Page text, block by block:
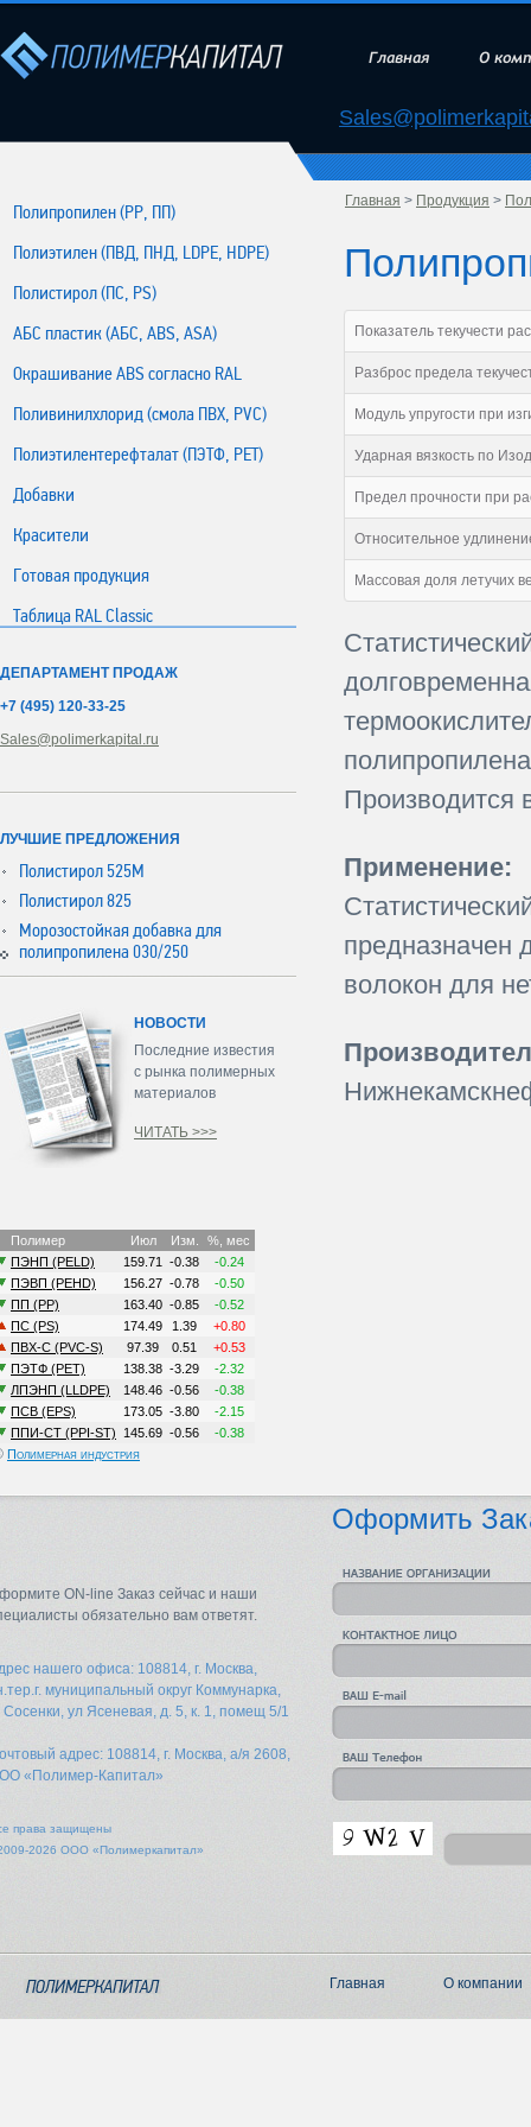
Главная О
Полипропилен (РР, ПП)
Полиэтилен (ПВД, ПНД, LDPE, HDPE)
Полистирол (ПС, PS)
АБС пластик (АБС, ABS, ASA)
Окрашивание ABS согласно RAL
Поливинилхлорид (смола ПВХ, PVC)
Полиэтилентерефталат (ПЭТФ, PET)
Добавки
Красители
Готовая продукция
Таблица RAL Classic
ДЕПАРТАМЕНТ ПРОДАЖ
+7 (495) 120-33-25
Sales@polimerkapital.ru
ЛУЧШИЕ ПРЕДЛОЖЕНИЯ
Полистирол 525М
Полистирол 825
Морозостойкая добавка для
полипропилена 030/250
НОВОСТИ
Последние известия
с рынка полимерных
материалов
ЧИТАТЬ >>>
Полимерная индустрия
Главная > Продукция >
Показатель текучести
Разброс предела
Модуль упругости при
Ударная вязкость по
Предел прочности при
Относительное
Массовая доля летучих
Производится
Применение:
предназначен
волокон для
ON-line Заказ сейчас и наши
обязательно вам ответят.
нашего офиса: 108814, г. Москва,
муниципальный округ Коммунарка,
Сосенки, ул Ясеневая, д. 5, к. 1, помещ 5/1
адрес: 108814, г. Москва, а/я 2608,
«Полимер-Капитал»
права защищены
2026 ООО «Полимеркапитал»
Оформить
Главная О компании